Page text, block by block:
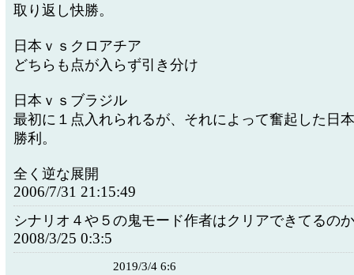
取り返し快勝。
日本ｖｓクロアチア
どちらも点が入らず引き分け
日本ｖｓブラジル
最初に１点入れられるが、それによって奮起した日
勝利。
全く逆な展開
2006/7/31 21:15:49
シナリオ４や５の鬼モード作者はクリアできてるの
2008/3/25 0:3:5
2019/3/4 6:6